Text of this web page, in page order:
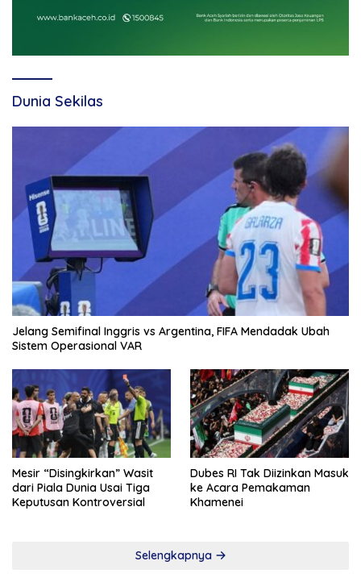
Dunia Sekilas
Jelang Semifinal Inggris vs Argentina, FIFA Mendadak Ubah
Sistem Operasional VAR
Mesir “Disingkirkan” Wasit
dari Piala Dunia Usai Tiga
Keputusan Kontroversial
Dubes RI Tak Diizinkan Masuk
ke Acara Pemakaman
Khamenei
Selengkapnya